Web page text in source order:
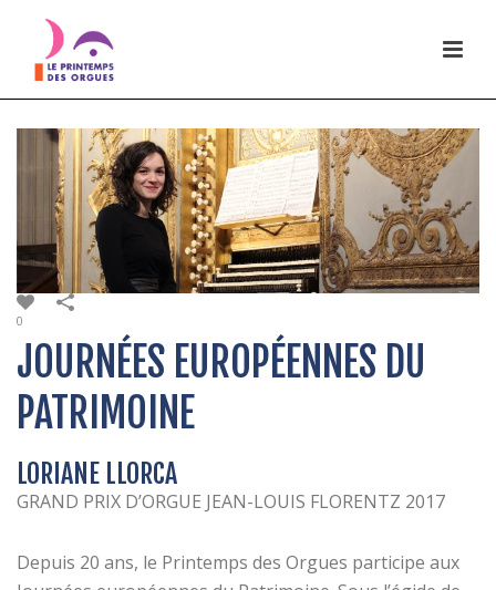
0
JOURNÉES EUROPÉENNES DU
PATRIMOINE
LORIANE LLORCA
GRAND PRIX D’ORGUE JEAN-LOUIS FLORENTZ 2017
Depuis 20 ans, le Printemps des Orgues participe aux